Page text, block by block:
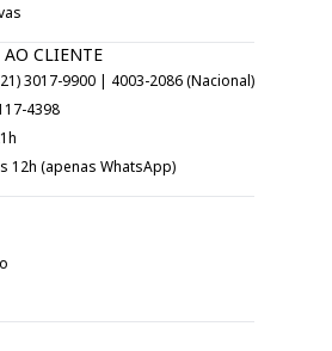
CLIENTE
3017-9900 | 4003-2086 (Nacional)
4398
12h (apenas WhatsApp)